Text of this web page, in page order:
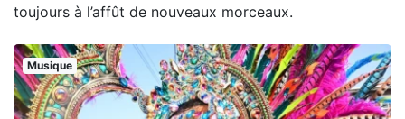
toujours à l’affût de nouveaux morceaux.
Musique